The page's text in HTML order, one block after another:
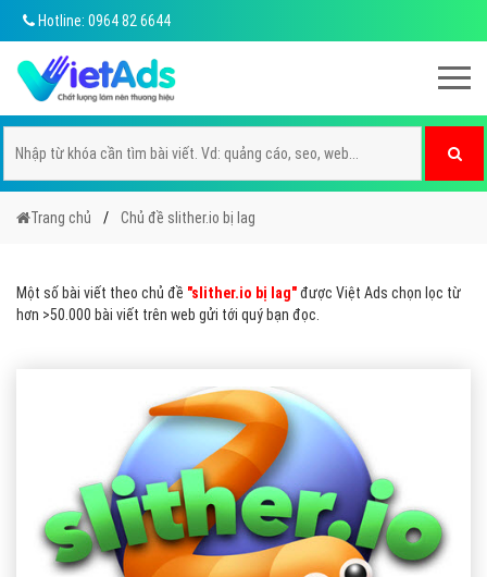
Hotline: 0964 82 6644
Trang chủ Chủ đề slither.io bị lag
Một số bài viết theo chủ đề "slither.io bị lag"được Việt Ads chọn lọc từ
hơn >50.000 bài viết trên web gửi tới quý bạn đọc.